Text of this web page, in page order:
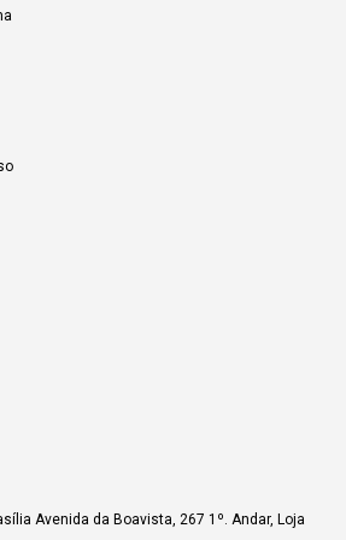
Avenida da Boavista, 267 1º. Andar, Loja